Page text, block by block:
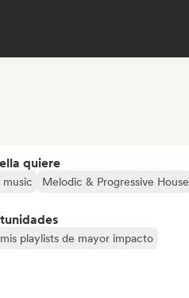
quiere
music Melodic & Progressive House
playlists de mayor impacto